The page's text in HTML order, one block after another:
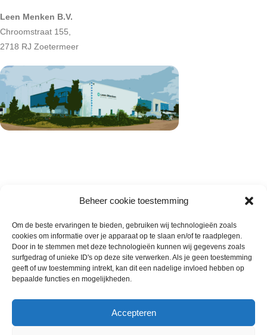
Beheer cookie toestemming
Om de beste ervaringen te bieden, gebruiken wij technologieën zoals
cookies om informatie over je apparaat op te slaan en/of te raadplegen.
Door in te stemmen met deze technologieën kunnen wij gegevens zoals
surfgedrag of unieke ID's op deze site verwerken. Als je geen toestemming
geeft of uw toestemming intrekt, kan dit een nadelige invloed hebben op
bepaalde functies en mogelijkheden.
Accepteren
Leen Menken B.V.
Chroomstraat 155,
2718 RJ Zoetermeer
Wie zijn wij
Contact met onze inkoop
Klantenservice
Annuleer & Retourbeleid